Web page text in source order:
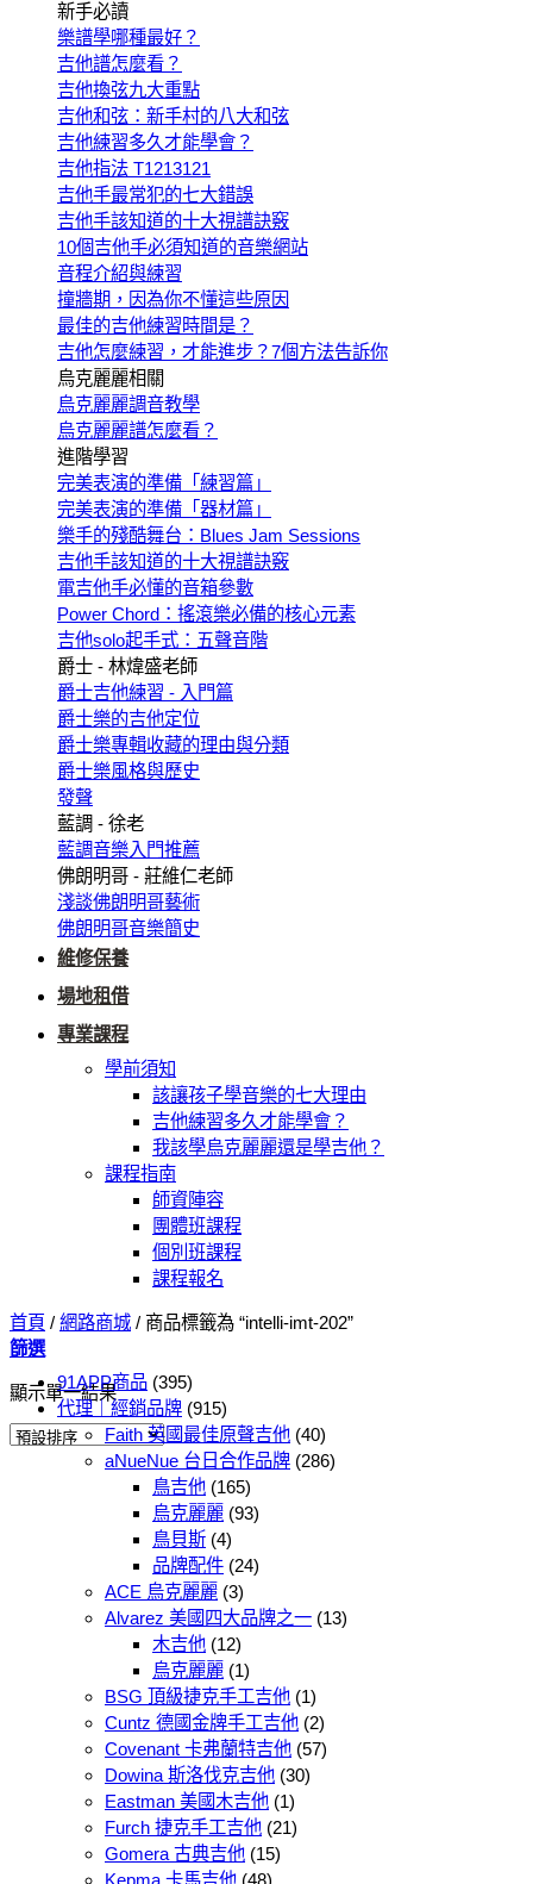
新手必讀
樂譜學哪種最好？
吉他譜怎麼看？
吉他換弦九大重點
吉他和弦：新手村的八大和弦
吉他練習多久才能學會？
吉他指法 T1213121
吉他手最常犯的七大錯誤
吉他手該知道的十大視譜訣竅
10個吉他手必須知道的音樂網站
音程介紹與練習
撞牆期，因為你不懂這些原因
最佳的吉他練習時間是？
吉他怎麼練習，才能進步？7個方法告訴你
烏克麗麗相關
烏克麗麗調音教學
烏克麗麗譜怎麼看？
進階學習
完美表演的準備「練習篇」
完美表演的準備「器材篇」
樂手的殘酷舞台：Blues Jam Sessions
吉他手該知道的十大視譜訣竅
電吉他手必懂的音箱參數
Power Chord：搖滾樂必備的核心元素
吉他solo起手式：五聲音階
爵士 - 林煒盛老師
爵士吉他練習 - 入門篇
爵士樂的吉他定位
爵士樂專輯收藏的理由與分類
爵士樂風格與歷史
發聲
藍調 - 徐老
藍調音樂入門推薦
佛朗明哥 - 莊維仁老師
淺談佛朗明哥藝術
佛朗明哥音樂簡史
維修保養
場地租借
專業課程
學前須知
該讓孩子學音樂的七大理由
吉他練習多久才能學會？
我該學烏克麗麗還是學吉他？
課程指南
師資陣容
團體班課程
個別班課程
課程報名
首頁 / 網路商城 / 商品標籤為 “intelli-imt-202”
篩選
顯示單一結果
91APP商品 (395)
代理｜經銷品牌 (915)
Faith 英國最佳原聲吉他 (40)
aNueNue 台日合作品牌 (286)
鳥吉他 (165)
烏克麗麗 (93)
鳥貝斯 (4)
品牌配件 (24)
ACE 烏克麗麗 (3)
Alvarez 美國四大品牌之一 (13)
木吉他 (12)
烏克麗麗 (1)
BSG 頂級捷克手工吉他 (1)
Cuntz 德國金牌手工吉他 (2)
Covenant 卡弗蘭特吉他 (57)
Dowina 斯洛伐克吉他 (30)
Eastman 美國木吉他 (1)
Furch 捷克手工吉他 (21)
Gomera 古典吉他 (15)